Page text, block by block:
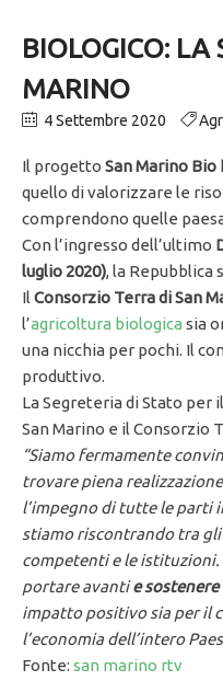
BIOLOGICO: LA
MARINO
4 Settembre 2020
Il progetto San Marino Bio
quello di valorizzare le
comprendono quelle
Con l’ingresso dell’ultimo
luglio 2020), la Repubblica
Il Consorzio Terra di San
l’agricoltura biologica sia
una nicchia per pochi. Il
produttivo.
La Segreteria di Stato per
San Marino e il Consorzio
“Siamo fermamente
trovare piena
l’impegno di tutte le parti
stiamo riscontrando tra
competenti e le istituzioni.
portare avantie
impatto positivo sia per il
l’economia dell’intero
Fonte: san marino rtv